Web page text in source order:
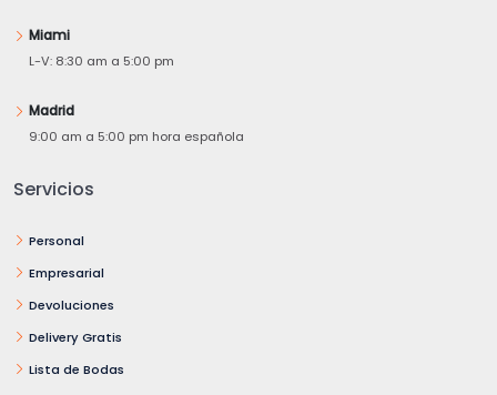
Miami
L-V: 8:30 am a 5:00 pm
Madrid
9:00 am a 5:00 pm hora española
Servicios
Personal
Empresarial
Devoluciones
Delivery Gratis
Lista de Bodas